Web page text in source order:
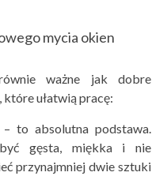
mycia okien
ważne jak dobre
ułatwią pracę:
– to absolutna podstawa.
gęsta, miękka i nie
przynajmniej dwie sztuki